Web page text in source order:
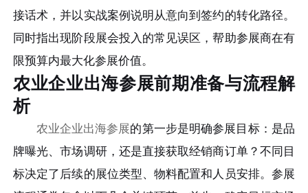
接话术，并以实战案例说明从意向到签约的转化路径。
同时指出现阶段展会投入的常见误区，帮助参展商在有
限预算内最大化参展价值。
农业企业出海参展前期准备与流程解
析
农业企业出海参展的第一步是明确参展目标：是品
牌曝光、市场调研，还是直接获取经销商订单？不同目
标决定了后续的展位类型、物料配置和人员安排。参展